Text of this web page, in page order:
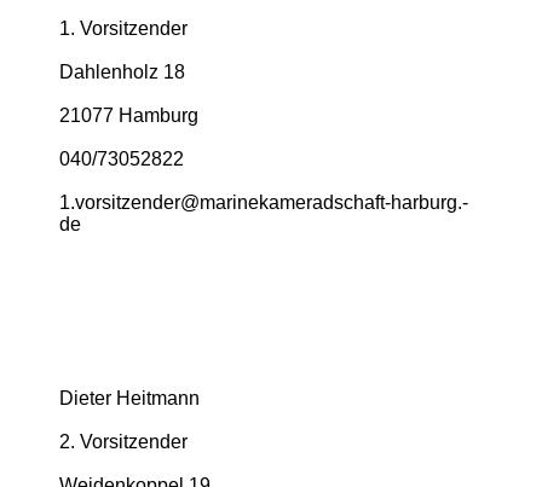
1. Vorsitzender
Dahlenholz 18
21077 Hamburg
040/73052822
1.­vorsitzender@­marinekameradschaft-­harburg.­
de
Dieter Heitmann
2. Vorsitzender